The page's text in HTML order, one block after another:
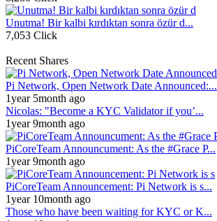
Unutma! Bir kalbi kırdıktan sonra özür d...
7,053 Click
Recent Shares
Pi Network, Open Network Date Announced:...
1year 5month ago
Nicolas: "Become a KYC Validator if you’...
1year 9month ago
PiCoreTeam Announcument: As the #Grace P...
1year 9month ago
PiCoreTeam Announcement: Pi Network is s...
1year 10month ago
Those who have been waiting for KYC or K...